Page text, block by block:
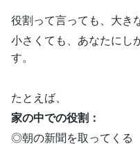
役割って言っても、大き
小さくても、あなたにし
す。
たとえば、
家の中での役割：
◎朝の新聞を取ってくる